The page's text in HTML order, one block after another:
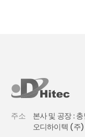
주소
본사 및 공장 :
오디하이텍 (주)